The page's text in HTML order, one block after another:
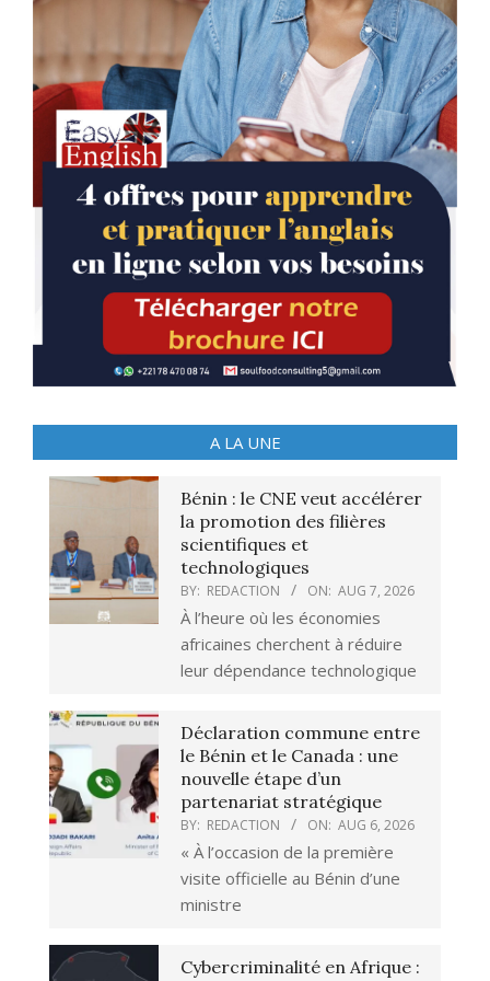
A LA UNE
Bénin : le CNE veut accélérer
la promotion des filières
scientifiques et
technologiques
BY: REDACTION ON: AUG 7, 2026
À l’heure où les économies
africaines cherchent à réduire
leur dépendance technologique
Déclaration commune entre
le Bénin et le Canada : une
nouvelle étape d’un
partenariat stratégique
BY: REDACTION ON: AUG 6, 2026
« À l’occasion de la première
visite officielle au Bénin d’une
ministre
Cybercriminalité en Afrique :